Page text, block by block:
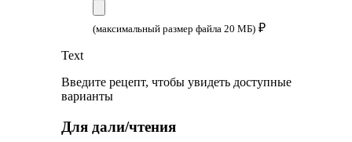
(максимальный размер файла 20 МБ) ₽
Text
Введите рецепт, чтобы увидеть доступные
варианты
Для дали/чтения